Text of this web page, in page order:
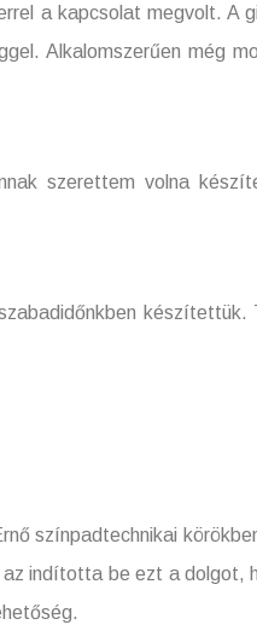
a kapcsolat megvolt. A
Alkalomszerűen még
szerettem volna
színpadtechnikai
indította be ezt a dolgot,